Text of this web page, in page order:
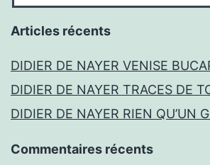
Articles récents
DIDIER DE NAYER VENISE
DIDIER DE NAYER TRACES DE
DIDIER DE NAYER RIEN QU’UN
Commentaires récents